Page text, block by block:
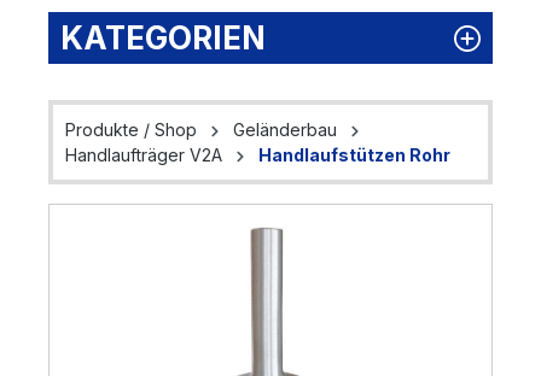
KATEGORIEN
Produkte / Shop
Geländerbau
Handlaufträger V2A
Handlaufstützen Rohr